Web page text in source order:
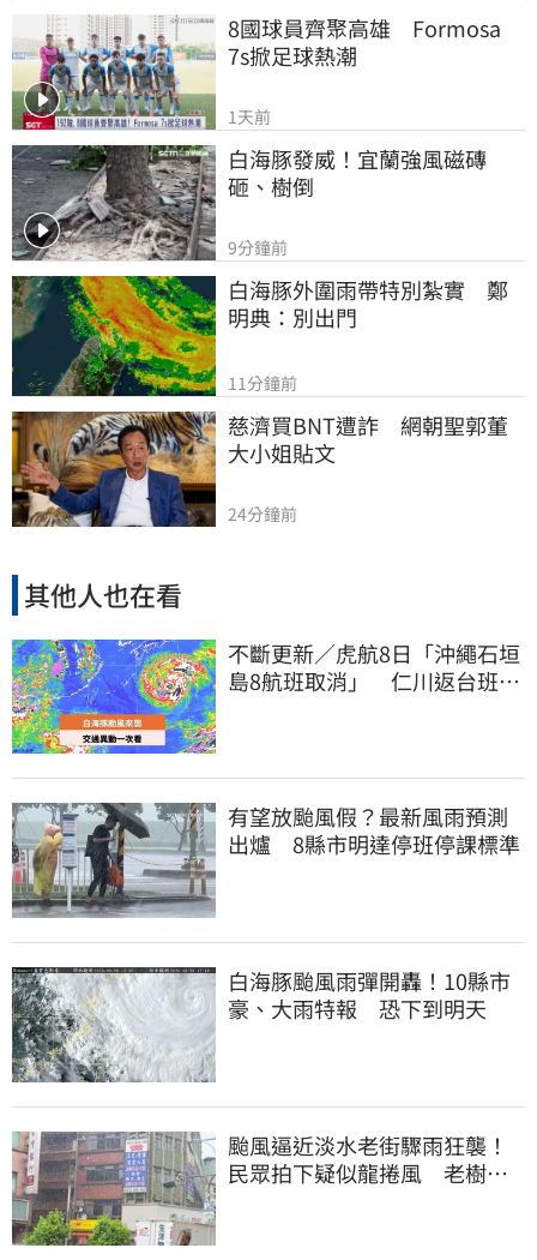
8國球員齊聚高雄　Formosa
7s掀足球熱潮
1天前
白海豚發威！宜蘭強風磁磚
砸、樹倒
9分鐘前
白海豚外圍雨帶特別紮實　鄭
明典：別出門
11分鐘前
慈濟買BNT遭詐　網朝聖郭董
大小姐貼文
24分鐘前
其他人也在看
不斷更新／虎航8日「沖繩石垣
島8航班取消」 仁川返台班機
有望放颱風假？最新風雨預測
出爐 8縣市明達停班停課標準
白海豚颱風雨彈開轟！10縣市
豪、大雨特報 恐下到明天
颱風逼近淡水老街驟雨狂襲！
民眾拍下疑似龍捲風 老樹遭